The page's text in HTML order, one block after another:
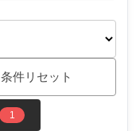
条件リセット
1